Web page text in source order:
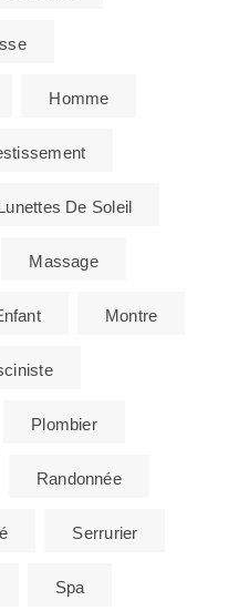
Homme
De Soleil
Massage
Montre
Plombier
Randonnée
Serrurier
Spa